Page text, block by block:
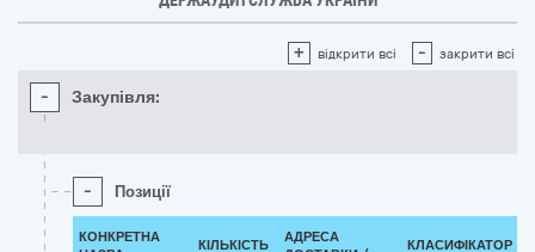
+ відкрити всі - закрити всі
- Закупівля:
- Позиції
КОНКРЕТНА
КІЛЬКІСТЬ
АДРЕСА
КЛАСИФІКАТОР